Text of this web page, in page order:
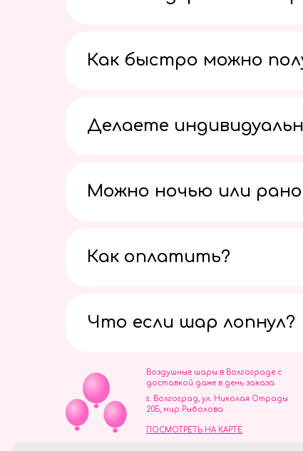
Как быстро можно
Делаете
Можно ночью или
Как оплатить?
Что если шар лопнул?
Воздушные шары в Волгограде с
доставкой даже в день заказа
г. Волгоград, ул. Николая Отрады
20Б, мир Рыболова
ПОСМОТРЕТЬ НА КАРТЕ